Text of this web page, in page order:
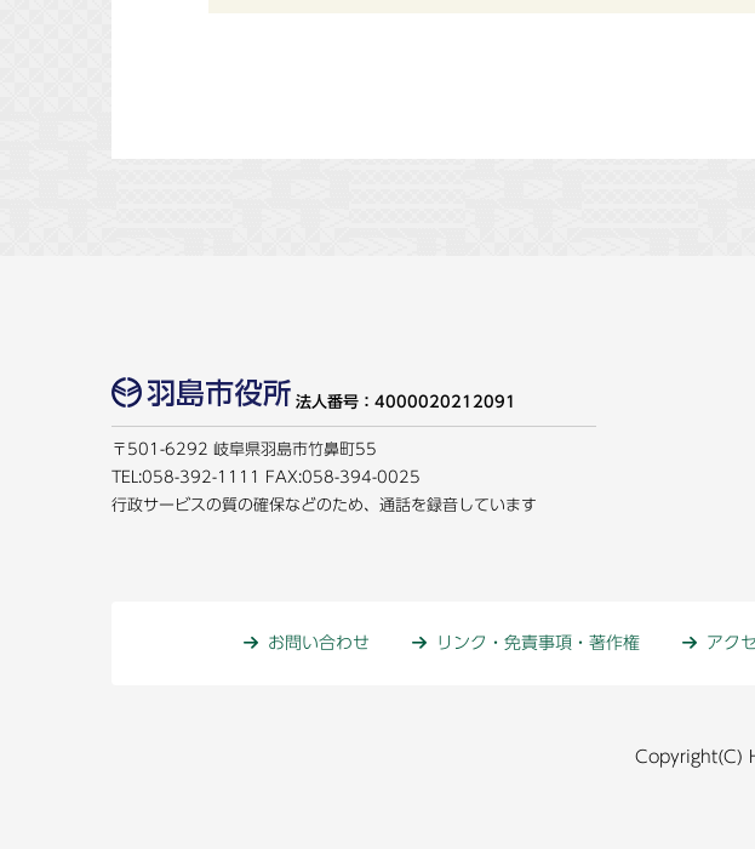
法人番号：4000020212091
〒501-6292 岐阜県羽島市竹鼻町55
TEL:058-392-1111
FAX:058-394-0025
行政サービスの質の確保などのため、通話を録音しています
お問い合わせ リンク・免責事項・著作権 アク
Copyright(C)